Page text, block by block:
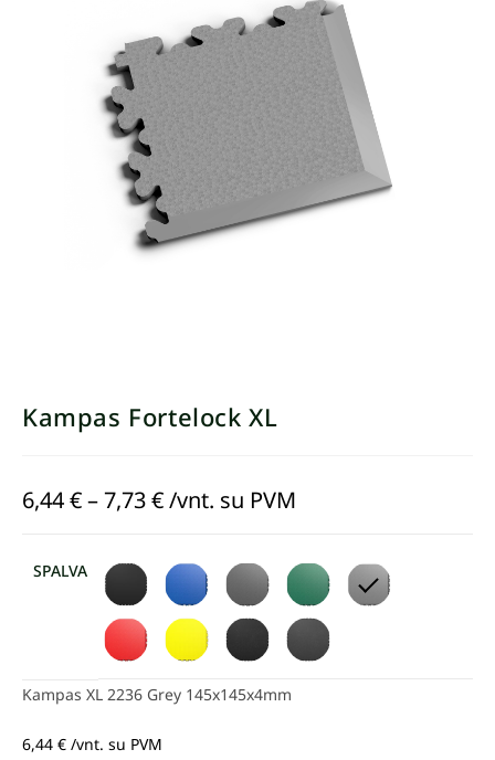
Kampas Fortelock XL
6,44€–7,73€/vnt. su PVM
SPALVA
Kampas XL 2236 Grey 145x145x4mm
6,44 € /vnt. su PVM